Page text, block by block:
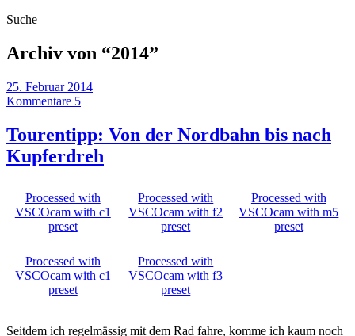
Suche
Archiv von “2014”
25. Februar 2014
Kommentare 5
Tourentipp: Von der Nordbahn bis nach
Kupferdreh
Processed with
VSCOcam with c1
preset
Processed with
VSCOcam with f2
preset
Processed with
VSCOcam with m5
preset
Processed with
VSCOcam with c1
preset
Processed with
VSCOcam with f3
preset
Seitdem ich regelmässig mit dem Rad fahre, komme ich kaum noch